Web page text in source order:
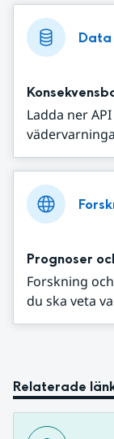
Data
Ladda ner
Prognoser
Forskning
du ska veta
Relaterade